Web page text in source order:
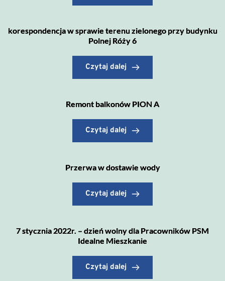
korespondencja w sprawie terenu zielonego przy budynku
Polnej Róży 6
Czytaj dalej
Remont balkonów PION A
Czytaj dalej
Przerwa w dostawie wody
Czytaj dalej
7 stycznia 2022r. – dzień wolny dla Pracowników PSM
Idealne Mieszkanie
Czytaj dalej